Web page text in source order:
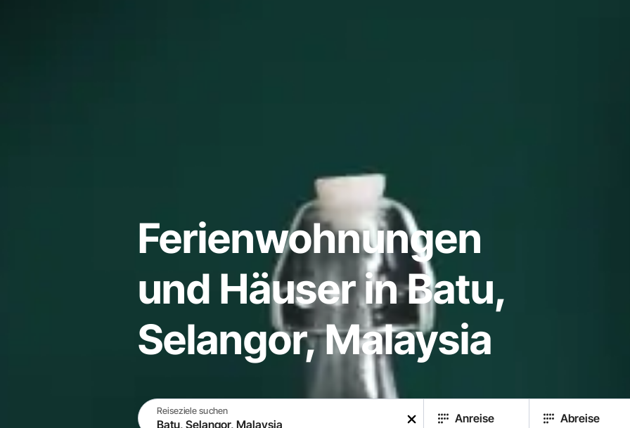
Ferienwohnungen
und Häuser in Batu,
Selangor, Malaysia
Reiseziele suchen
Anreise Abreise